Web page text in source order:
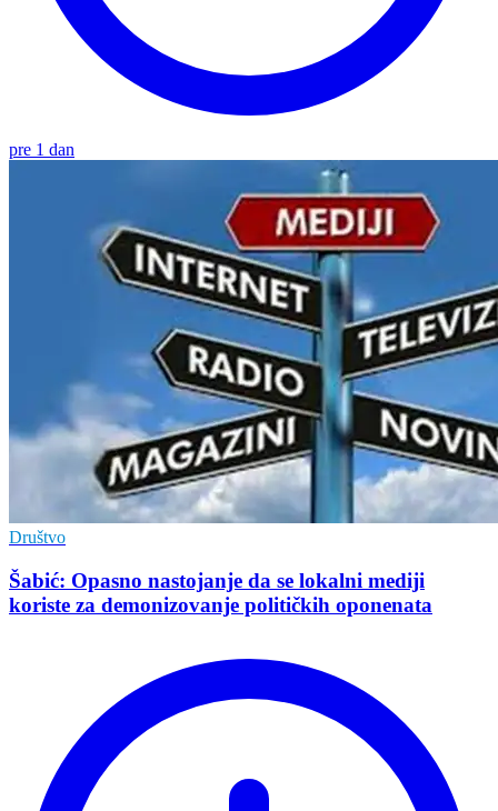
pre 1 dan
Društvo
Šabić: Opasno nastojanje da se lokalni mediji
koriste za demonizovanje političkih oponenata